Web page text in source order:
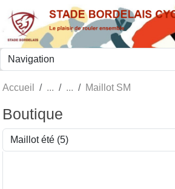
Accueil Maillot SM
Boutique
Panneau de gestion des cookies